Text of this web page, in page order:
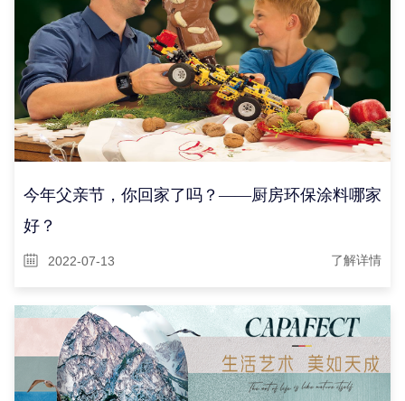
今年父亲节，你回家了吗？——厨房环保涂料哪家
好？
2022-07-13 了解详情